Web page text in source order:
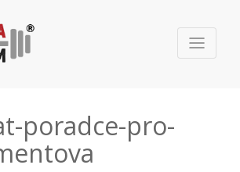
poradce-pro-